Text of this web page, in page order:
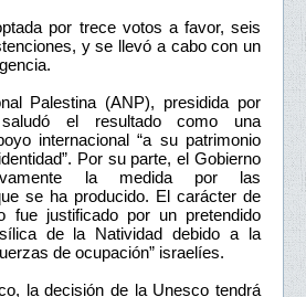
por trece votos a favor, seis
y se llevó a cabo con un
Palestina (ANP), presidida por
el resultado como una
internacional “a su patrimonio
Por su parte, el Gobierno
la medida por las
se ha producido. El carácter de
fue justificado por un pretendido
de la Natividad debido a la
de ocupación” israelíes.
la decisión de la Unesco tendrá